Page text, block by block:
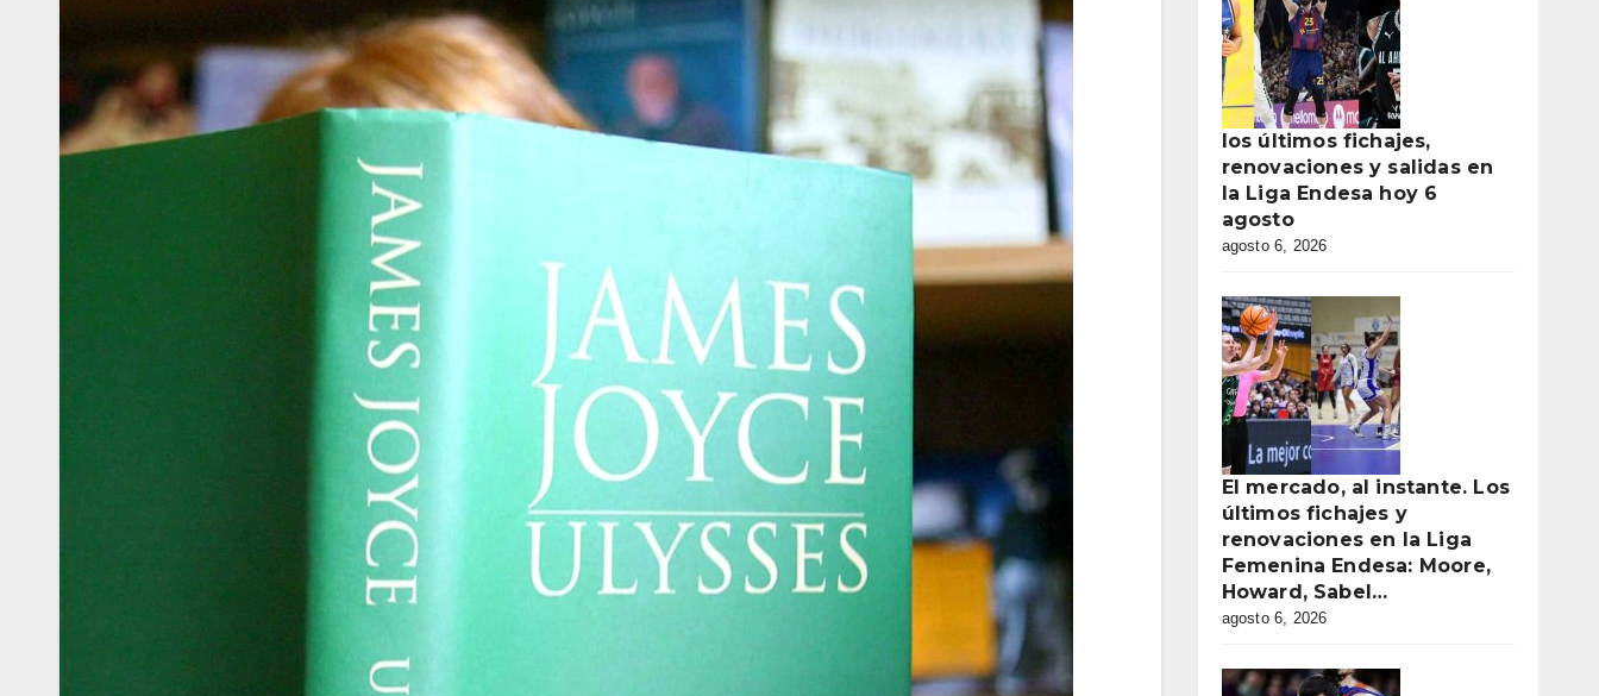
los últimos fichajes,
renovaciones y salidas en
la Liga Endesa hoy 6
agosto
agosto 6, 2026
El mercado, al instante. Los
últimos fichajes y
renovaciones en la Liga
Femenina Endesa: Moore,
Howard, Sabel…
agosto 6, 2026